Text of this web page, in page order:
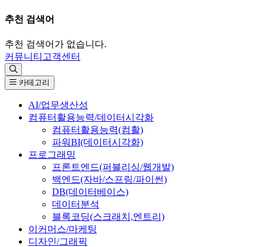
추천 검색어
추천 검색어가 없습니다.
커뮤니티 고객센터
카테고리
AI/업무생산성
컴퓨터활용능력/데이터시각화
컴퓨터활용능력(컴활)
파워BI(데이터시각화)
프로그래밍
프론트엔드(퍼블리싱/웹개발)
백엔드(자바/스프링/파이썬)
DB(데이터베이스)
데이터분석
블록코딩(스크래치,엔트리)
이커머스/마케팅
디자인/그래픽